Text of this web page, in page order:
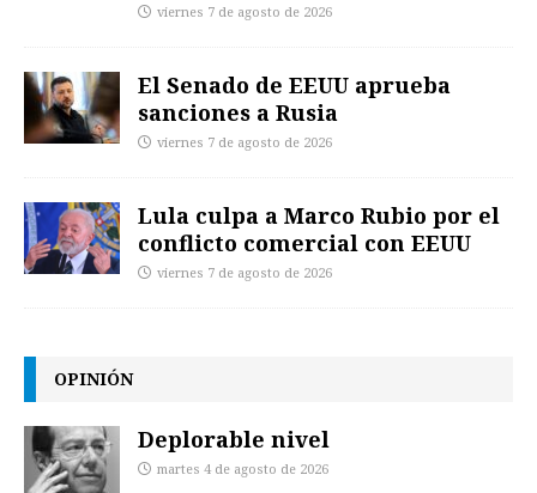
viernes 7 de agosto de 2026
El Senado de EEUU aprueba
sanciones a Rusia
viernes 7 de agosto de 2026
Lula culpa a Marco Rubio por el
conflicto comercial con EEUU
viernes 7 de agosto de 2026
OPINIÓN
Deplorable nivel
martes 4 de agosto de 2026